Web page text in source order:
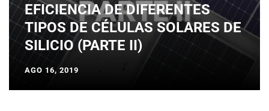
EFICIENCIA DE DIFERENTES
TIPOS DE CÉLULAS SOLARES DE
SILICIO (PARTE II)
AGO 16, 2019